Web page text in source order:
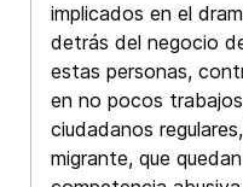
implicados en el
detrás del negocio
estas personas,
en no pocos
ciudadanos
migrante, que